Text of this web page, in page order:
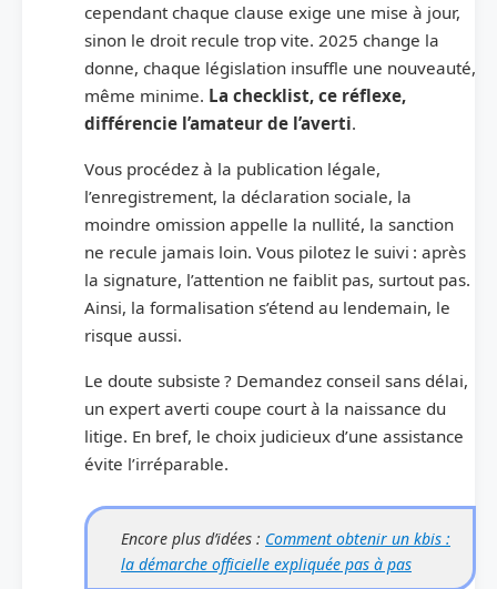
cependant chaque clause exige une mise à jour,
sinon le droit recule trop vite. 2025 change la
donne, chaque législation insuffle une nouveauté,
même minime. La checklist, ce réflexe,
différencie l’amateur de l’averti.
Vous procédez à la publication légale,
l’enregistrement, la déclaration sociale, la
moindre omission appelle la nullité, la sanction
ne recule jamais loin. Vous pilotez le suivi : après
la signature, l’attention ne faiblit pas, surtout pas.
Ainsi, la formalisation s’étend au lendemain, le
risque aussi.
Le doute subsiste ? Demandez conseil sans délai,
un expert averti coupe court à la naissance du
litige. En bref, le choix judicieux d’une assistance
évite l’irréparable.
Encore plus d’idées : Comment obtenir un kbis :
la démarche officielle expliquée pas à pas